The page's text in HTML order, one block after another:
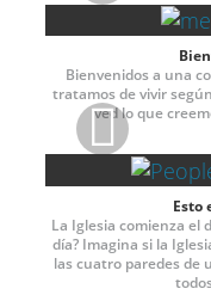
1080p
Bienvenidos a una
tratamos de vivir
ved lo que
1080p
Esto
La Iglesia comienza el
día? Imagina si la
las cuatro paredes de